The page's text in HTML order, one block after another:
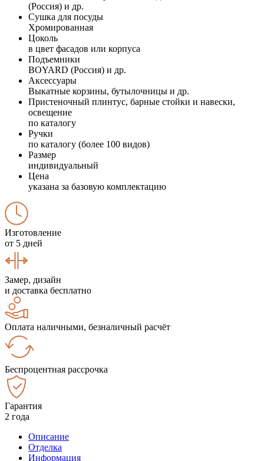
(Россия) и др.
Сушка для посуды
Хромированная
Цоколь
в цвет фасадов или корпуса
Подъемники
BOYARD (Россия) и др.
Аксессуары
Выкатные корзины, бутылочницы и др.
Пристеночный плинтус, барные стойки и навески,
освещение
по каталогу
Ручки
по каталогу (более 100 видов)
Размер
индивидуальный
Цена
указана за базовую комплектацию
Изготовление
от 5 дней
Замер, дизайн
и доставка бесплатно
Оплата наличными, безналичный расчёт
Беспроцентная рассрочка
Гарантия
2 года
Описание
Отделка
Информация